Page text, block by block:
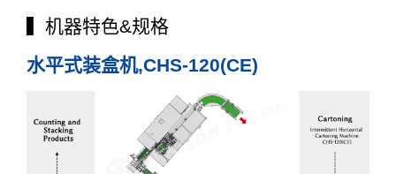
▍机器特色&规格
水平式装盒机,CHS-120(CE)